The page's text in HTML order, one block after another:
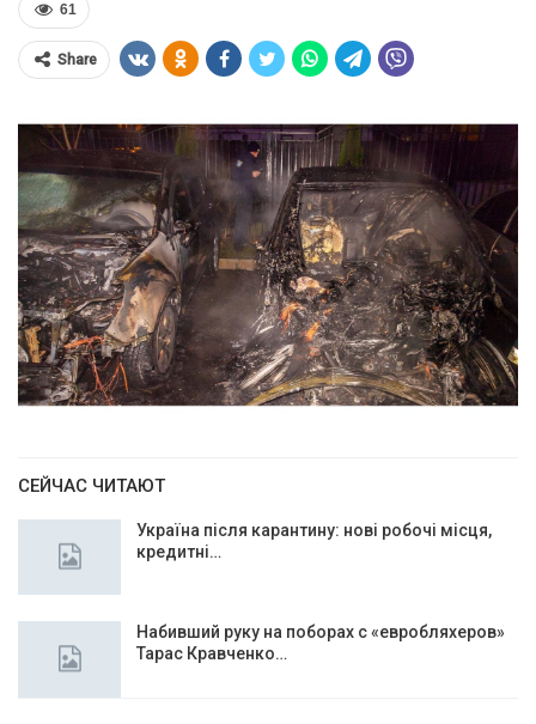
61
Share
СЕЙЧАС ЧИТАЮТ
Україна після карантину: нові робочі місця,
кредитні…
Набивший руку на поборах с «евробляхеров»
Тарас Кравченко…